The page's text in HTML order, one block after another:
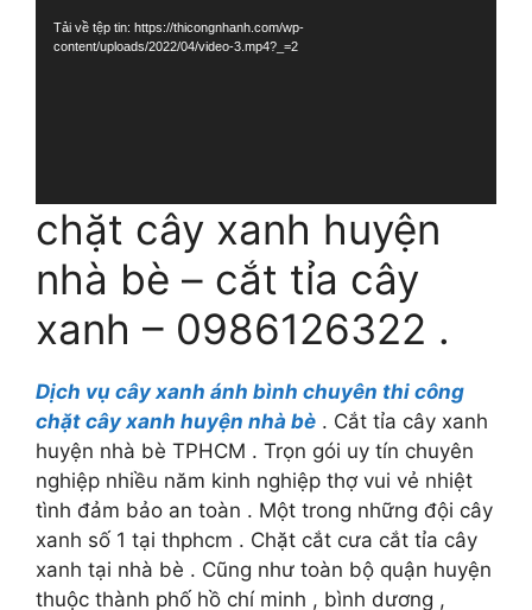
Video
Tải về tệp tin: https://thicongnhanh.com/wp-
content/uploads/2022/04/video-3.mp4?_=2
chặt cây xanh huyện
nhà bè – cắt tỉa cây
xanh – 0986126322 .
Dịch vụ cây xanh ánh bình chuyên thi công
chặt cây xanh huyện nhà bè . Cắt tỉa cây xanh
huyện nhà bè TPHCM . Trọn gói uy tín chuyên
nghiệp nhiều năm kinh nghiệp thợ vui vẻ nhiệt
tình đảm bảo an toàn . Một trong những đội cây
xanh số 1 tại thphcm . Chặt cắt cưa cắt tỉa cây
xanh tại nhà bè . Cũng như toàn bộ quận huyện
thuộc thành phố hồ chí minh , bình dương ,